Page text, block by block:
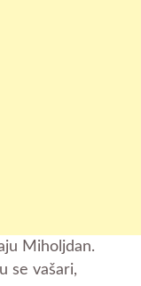
Miholjdan.
se vašari,